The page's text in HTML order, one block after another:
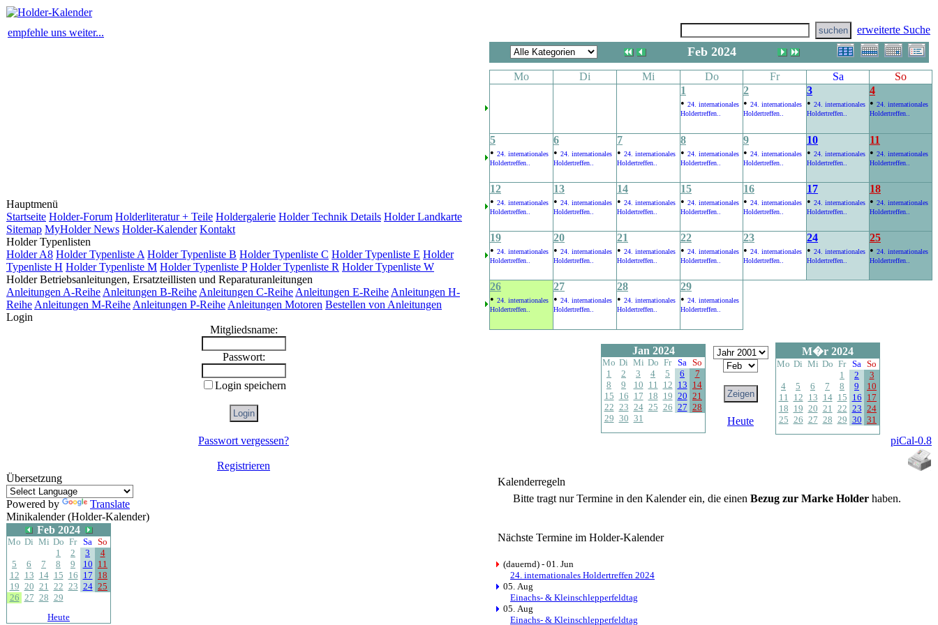
empfehle uns weiter... erweiterte Suche
Hauptmenü
Startseite Holder-Forum Holderliteratur + Teile Holdergalerie Holder Technik Details Holder Landkarte
Sitemap MyHolder News Holder-Kalender Kontakt
Holder Typenlisten
Holder A8 Holder Typenliste A Holder Typenliste B Holder Typenliste C Holder Typenliste E Holder
Typenliste H Holder Typenliste M Holder Typenliste P Holder Typenliste R Holder Typenliste W
Holder Betriebsanleitungen, Ersatzteillisten und Reparaturanleitungen
Anleitungen A-Reihe Anleitungen B-Reihe Anleitungen C-Reihe Anleitungen E-Reihe Anleitungen H-
Reihe Anleitungen M-Reihe Anleitungen P-Reihe Anleitungen Motoren Bestellen von Anleitungen
Login
Mitgliedsname:
Passwort:
Login speichern
Passwort vergessen?
Registrieren
Übersetzung
Powered by
Translate
Minikalender (Holder-Kalender)
Feb 2024
Mo Di Mi Do Fr Sa So
1
2 3
4
5
6 7 8 9 10 11
12 13 14 15 16 17 18
19 20 21 22 23 24 25
26 27 28 29
Heute
Feb 2024
Mo Di Mi Do Fr Sa
So
1
• 24. internationales
Holdertreffen..
2
• 24. internationales
Holdertreffen..
3
• 24. internationales
Holdertreffen..
4
• 24. internationales
Holdertreffen..
5
• 24. internationales
Holdertreffen..
6
• 24. internationales
Holdertreffen..
7
• 24. internationales
Holdertreffen..
8
• 24. internationales
Holdertreffen..
9
• 24. internationales
Holdertreffen..
10
• 24. internationales
Holdertreffen..
11
• 24. internationales
Holdertreffen..
12
• 24. internationales
Holdertreffen..
13
• 24. internationales
Holdertreffen..
14
• 24. internationales
Holdertreffen..
15
• 24. internationales
Holdertreffen..
16
• 24. internationales
Holdertreffen..
17
• 24. internationales
Holdertreffen..
18
• 24. internationales
Holdertreffen..
19
• 24. internationales
Holdertreffen..
20
• 24. internationales
Holdertreffen..
21
• 24. internationales
Holdertreffen..
22
• 24. internationales
Holdertreffen..
23
• 24. internationales
Holdertreffen..
24
• 24. internationales
Holdertreffen..
25
• 24. internationales
Holdertreffen..
26
• 24. internationales
Holdertreffen..
27
• 24. internationales
Holdertreffen..
28
• 24. internationales
Holdertreffen..
29
• 24. internationales
Holdertreffen..
Jan 2024
Mo Di Mi Do Fr Sa So
1
2 3 4 5 6
7
8
9 10 11 12 13 14
15 16 17 18 19 20 21
22 23 24 25 26 27 28
29 30 31 Heute
M�r 2024
Mo Di Mi Do Fr Sa So
1
2
3
4
5 6 7 8 9
10
11 12 13 14 15 16 17
18 19 20 21 22 23 24
25 26 27 28 29 30 31
piCal-0.8
Kalenderregeln
Bitte tragt nur Termine in den Kalender ein, die einen Bezug zur Marke Holder haben.
Nächste Termine im Holder-Kalender
(dauernd) - 01. Jun
24. internationales Holdertreffen 2024
05. Aug
Einachs- & Kleinschlepperfeldtag
05. Aug
Einachs- & Kleinschlepperfeldtag